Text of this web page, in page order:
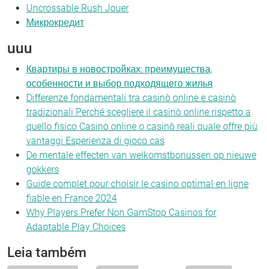
Uncrossable Rush Jouer
Микрокредит
uuu
Квартиры в новостройках: преимущества,
особенности и выбор подходящего жилья
Differenze fondamentali tra casinò online e casinò
tradizionali Perché scegliere il casinò online rispetto a
quello fisico Casinò online o casinò reali quale offre più
vantaggi Esperienza di gioco cas
De mentale effecten van welkomstbonussen op nieuwe
gokkers
Guide complet pour choisir le casino optimal en ligne
fiable en France 2024
Why Players Prefer Non GamStop Casinos for
Adaptable Play Choices
Leia também